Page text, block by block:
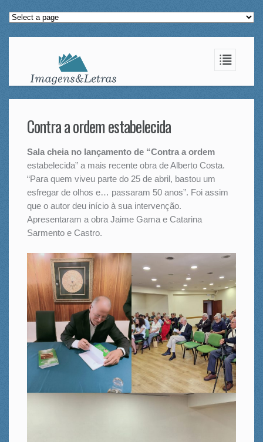
Contra a ordem estabelecida
Sala cheia no lançamento de “Contra a ordem
estabelecida” a mais recente obra de Alberto Costa.
“Para quem viveu parte do 25 de abril, bastou um
esfregar de olhos e… passaram 50 anos”. Foi assim
que o autor deu início à sua intervenção.
Apresentaram a obra Jaime Gama e Catarina
Sarmento e Castro.